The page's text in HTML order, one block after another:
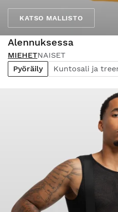
KATSO MALLISTO
Alennuksessa
MIEHETNAISET
Pyöräily
Kuntosali ja